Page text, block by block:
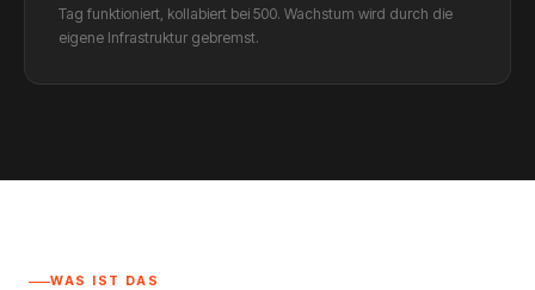
Tag funktioniert, kollabiert bei 500. Wachstum wird durch die
eigene Infrastruktur gebremst.
WAS IST DAS